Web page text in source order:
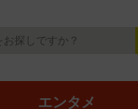
エンタメ